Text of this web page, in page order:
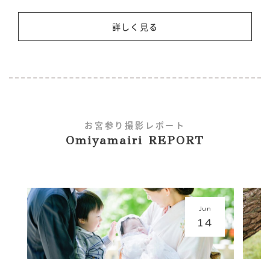
詳しく見る
お宮参り撮影レポート
Omiyamairi REPORT
Jun
14